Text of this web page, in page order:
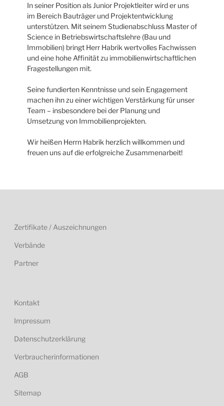
In seiner Position als Junior Projektleiter wird er uns
im Bereich Bauträger und Projektentwicklung
unterstützen. Mit seinem Studienabschluss Master of
Science in Betriebswirtschaftslehre (Bau und
Immobilien) bringt Herr Habrik wertvolles Fachwissen
und eine hohe Affinität zu immobilienwirtschaftlichen
Fragestellungen mit.
Seine fundierten Kenntnisse und sein Engagement
machen ihn zu einer wichtigen Verstärkung für unser
Team – insbesondere bei der Planung und
Umsetzung von Immobilienprojekten.
Wir heißen Herrn Habrik herzlich willkommen und
freuen uns auf die erfolgreiche Zusammenarbeit!
Zertifikate / Auszeichnungen
Verbände
Partner
Kontakt
Impressum
Datenschutzerklärung
Verbraucherinformationen
AGB
Sitemap